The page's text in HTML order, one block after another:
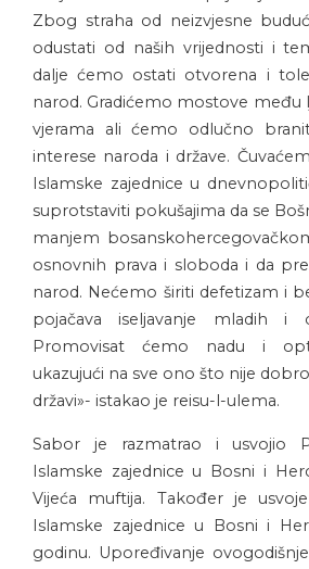
Zbog straha od neizvjesne
odustati od naših vrijednosti i
dalje ćemo ostati otvorena i
narod. Gradićemo mostove među
vjerama ali ćemo odlučno
interese naroda i države.
Islamske zajednice u
suprotstaviti pokušajima da se
manjem
osnovnih prava i sloboda i da
narod. Nećemo širiti defetizam i
pojačava iseljavanje mladih i
Promovisat ćemo nadu i
ukazujući na sve ono što nije
državi»- istakao je reisu-l-ulema.
Sabor je razmatrao i usvojio
Islamske zajednice u Bosni i
Vijeća muftija. Također je
Islamske zajednice u Bosni i
godinu. Upoređivanje